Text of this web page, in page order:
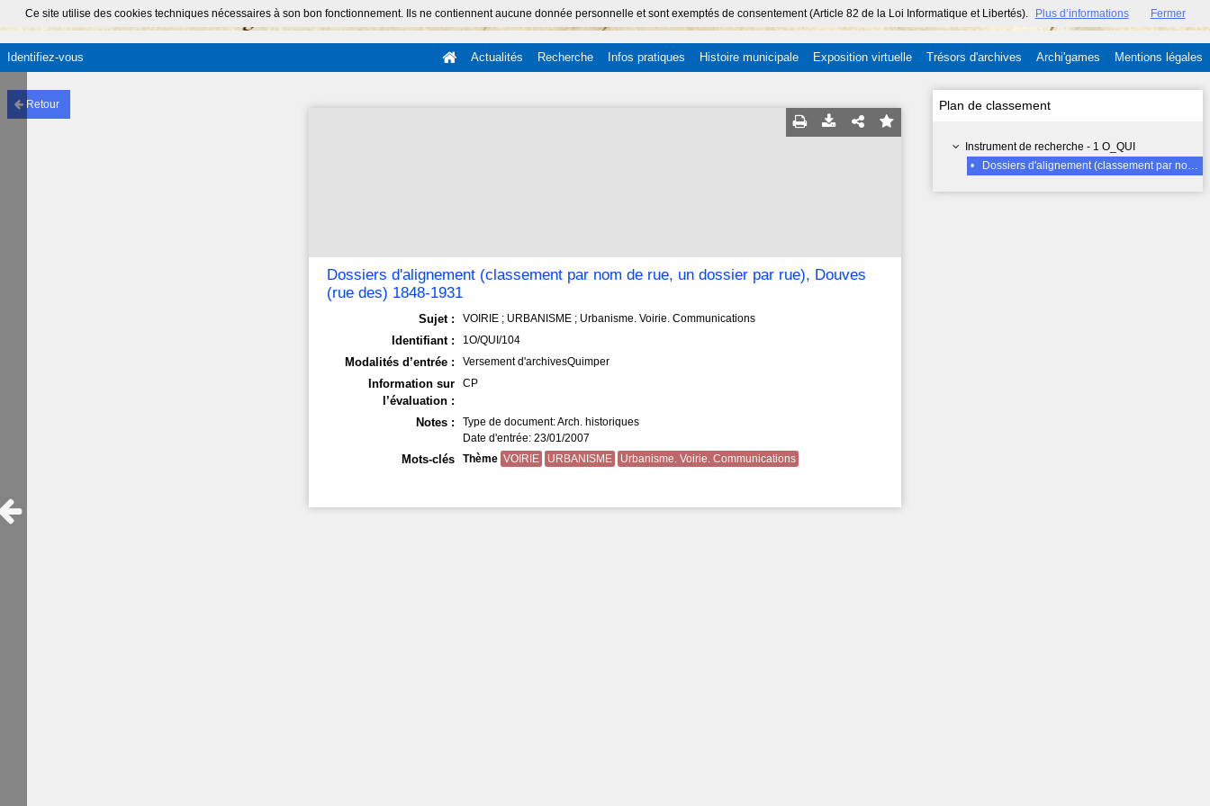
Ce site utilise des cookies techniques nécessaires à son bon fonctionnement. Ils ne contiennent aucune donnée personnelle et sont exemptés de consentement (Article 82 de la Loi Informatique et Libertés). Plus d’informations Fermer
Identifiez-vous Actualités Recherche Infos pratiques Histoire municipale Exposition virtuelle Trésors d'archives Archi'games Mentions légales
Retour Plan de classement
Instrument de recherche - 1 O_QUI
•
Dossiers d'alignement (classement par nom de rue, un dossier par rue), Douves (rue des) 1848-1931
Dossiers d'alignement (classement par nom de rue, un dossier par rue), Douves
(rue des) 1848-1931
Sujet : VOIRIE ; URBANISME ; Urbanisme. Voirie. Communications
Identifiant : 1O/QUI/104
Modalités d’entrée : Versement d'archivesQuimper
Information sur
l’évaluation :
CP
Notes :
Type de document: Arch. historiques
Date d'entrée: 23/01/2007
Mots-clés Thème VOIRIE URBANISME Urbanisme. Voirie. Communications